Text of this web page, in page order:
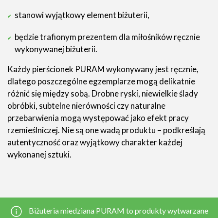
stanowi wyjątkowy element biżuterii,
będzie trafionym prezentem dla miłośników ręcznie
wykonywanej biżuterii.
Każdy pierścionek PURAM wykonywany jest ręcznie,
dlatego poszczególne egzemplarze mogą delikatnie
różnić się między sobą. Drobne ryski, niewielkie ślady
obróbki, subtelne nierówności czy naturalne
przebarwienia mogą występować jako efekt pracy
rzemieślniczej. Nie są one wadą produktu – podkreślają
autentyczność oraz wyjątkowy charakter każdej
wykonanej sztuki.
Biżuteria miedziana PURAM to produkty wytwarzane